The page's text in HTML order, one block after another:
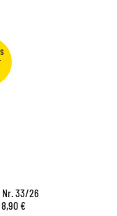
Nr. 33/26
8,90 €